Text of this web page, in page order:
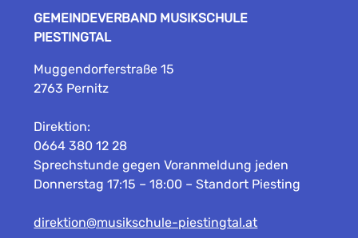
GEMEINDEVERBAND MUSIKSCHULE
PIESTINGTAL
Muggendorferstraße 15
2763 Pernitz
Direktion:
0664 380 12 28
Sprechstunde gegen Voranmeldung jeden
Donnerstag 17:15 – 18:00 – Standort Piesting
direktion@musikschule-piestingtal.at